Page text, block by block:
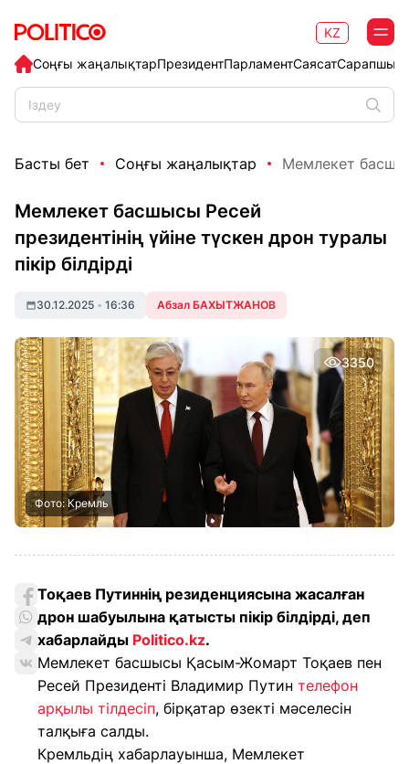
Соңғы жаңалықтарПрезидентПарламентСаясат
KZ
Басты бет Соңғы жаңалықтар Мемлекет
Мемлекет басшысы Ресей
президентінің үйіне түскен дрон туралы
пікір білдірді
30.12.2025 • 16:36 Абзал БАХЫТЖАНОВ
3350
Фото: Кремль
Тоқаев Путиннің резиденциясына жасалған
дрон шабуылына қатысты пікір білдірді, деп
хабарлайды Politico.kz.
Мемлекет басшысы Қасым-Жомарт Тоқаев пен
Ресей Президенті Владимир Путин телефон
арқылы тілдесіп, бірқатар өзекті мәселесін
талқыға салды.
Кремльдің хабарлауынша, Мемлекет